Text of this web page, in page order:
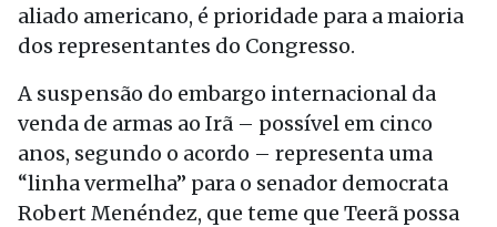
aliado americano, é prioridade para a maioria
dos representantes do Congresso.
A suspensão do embargo internacional da
venda de armas ao Irã – possível em cinco
anos, segundo o acordo – representa uma
“linha vermelha” para o senador democrata
Robert Menéndez, que teme que Teerã possa